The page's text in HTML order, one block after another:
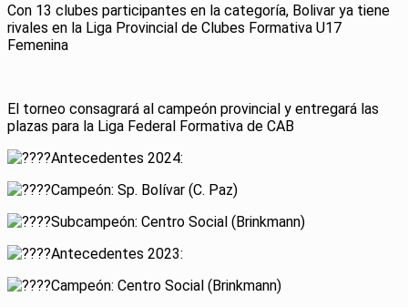
Con 13 clubes participantes en la categoría, Bolivar ya tiene
rivales en la Liga Provincial de Clubes Formativa U17
Femenina
El torneo consagrará al campeón provincial y entregará las
plazas para la Liga Federal Formativa de CAB
Antecedentes 2024:
Campeón: Sp. Bolívar (C. Paz)
Subcampeón: Centro Social (Brinkmann)
Antecedentes 2023:
Campeón: Centro Social (Brinkmann)